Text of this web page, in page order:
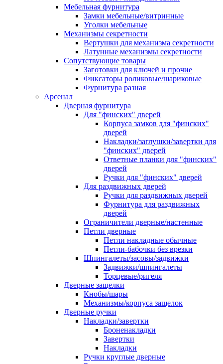
Мебельная фурнитура
Замки мебельные/витринные
Уголки мебельные
Механизмы секретности
Вертушки для механизма секретности
Латунные механизмы секретности
Сопутствующие товары
Заготовки для ключей и прочие
Фиксаторы роликовые/шариковые
Фурнитура разная
Арсенал
Дверная фурнитура
Для "финских" дверей
Корпуса замков для "финских"
дверей
Накладки/заглушки/завертки для
"финских" дверей
Ответные планки для "финских"
дверей
Ручки для "финских" дверей
Для раздвижных дверей
Ручки для раздвижных дверей
Фурнитура для раздвижных
дверей
Ограничители дверные/настенные
Петли дверные
Петли накладные обычные
Петли-бабочки без врезки
Шпингалеты/засовы/задвижки
Задвижки/шпингалеты
Торцевые/ригеля
Дверные защелки
Кнобы/шары
Механизмы/корпуса защелок
Дверные ручки
Накладки/завертки
Броненакладки
Завертки
Накладки
Ручки круглые дверные